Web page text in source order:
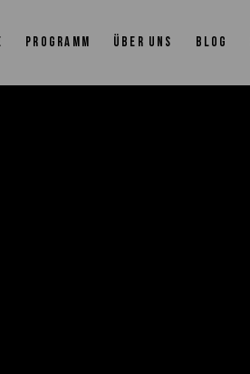
PROGRAMM ÜBER UNS BLOG